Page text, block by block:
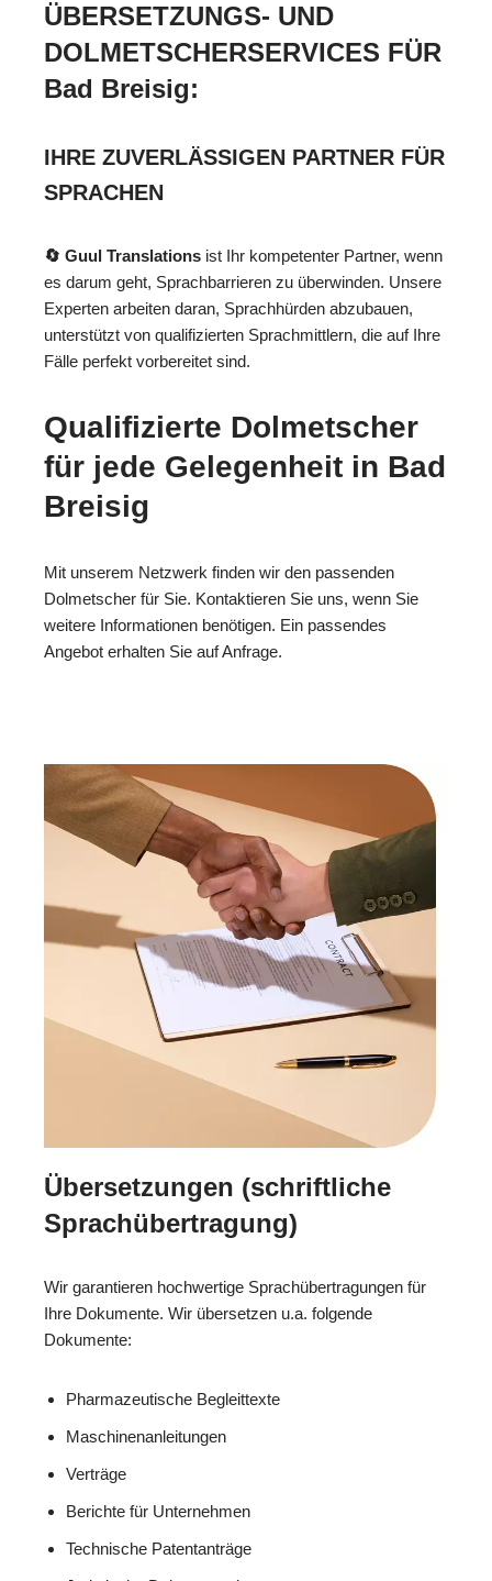
ÜBERSETZUNGS- UND
DOLMETSCHERSERVICES FÜR
Bad Breisig:
IHRE ZUVERLÄSSIGEN PARTNER FÜR
SPRACHEN
🔄 Guul Translations ist Ihr kompetenter Partner, wenn
es darum geht, Sprachbarrieren zu überwinden. Unsere
Experten arbeiten daran, Sprachhürden abzubauen,
unterstützt von qualifizierten Sprachmittlern, die auf Ihre
Fälle perfekt vorbereitet sind.
Qualifizierte Dolmetscher
für jede Gelegenheit in Bad
Breisig
Mit unserem Netzwerk finden wir den passenden
Dolmetscher für Sie. Kontaktieren Sie uns, wenn Sie
weitere Informationen benötigen. Ein passendes
Angebot erhalten Sie auf Anfrage.
Übersetzungen (schriftliche
Sprachübertragung)
Wir garantieren hochwertige Sprachübertragungen für
Ihre Dokumente. Wir übersetzen u.a. folgende
Dokumente:
Pharmazeutische Begleittexte
Maschinenanleitungen
Verträge
Berichte für Unternehmen
Technische Patentanträge